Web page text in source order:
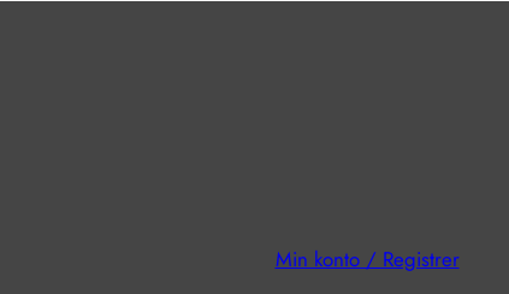
Min konto / Registrer